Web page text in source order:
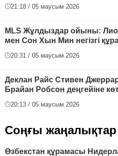
21:18 / 05 маусым 2026
MLS Жұлдыздар ойыны:
мен Сон Хын Мин негізгі
20:31 / 05 маусым 2026
Деклан Райс Стивен
Брайан Робсон деңгейіне
20:13 / 05 маусым 2026
Соңғы жаңалықтар
Өзбекстан құрамасы